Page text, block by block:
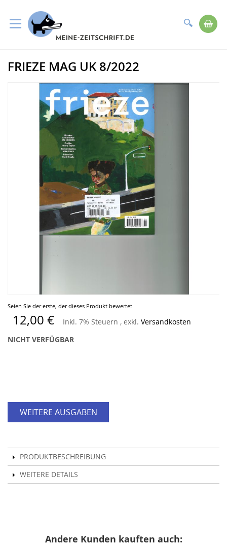
Suche
zum
Inhalt
Seien Sie der erste, der dieses Produkt bewertet
12,00 € Inkl. 7% Steuern , exkl. Versandkosten
NICHT VERFÜGBAR
WEITERE AUSGABEN
PRODUKTBESCHREIBUNG
WEITERE DETAILS
Zum
Bildergalerie
FRIEZE MAG UK 8/2022
Zum
Anfang
der
Bildergalerie
springen
Andere Kunden kauften auch: